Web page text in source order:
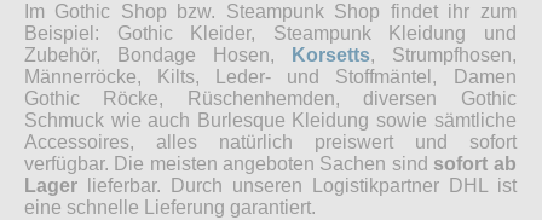
Im Gothic Shop bzw. Steampunk Shop findet ihr zum
Beispiel: Gothic Kleider, Steampunk Kleidung und
Zubehör, Bondage Hosen,
Korsetts, Strumpfhosen,
Männerröcke, Kilts, Leder- und Stoffmäntel, Damen
Gothic Röcke, Rüschenhemden, diversen Gothic
Schmuck wie auch Burlesque Kleidung sowie sämtliche
Accessoires, alles natürlich preiswert und sofort
verfügbar. Die meisten angeboten Sachen sind sofort ab
Lager lieferbar. Durch unseren Logistikpartner DHL ist
eine schnelle Lieferung garantiert.